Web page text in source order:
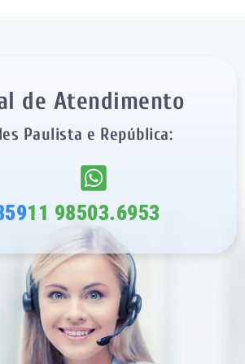
de Atendimento
Paulista e República:
11 98503.6953